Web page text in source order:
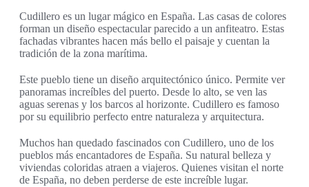
Cudillero es un lugar mágico en España. Las casas de colores
forman un diseño espectacular parecido a un anfiteatro. Estas
fachadas vibrantes hacen más bello el paisaje y cuentan la
tradición de la zona marítima.
Este pueblo tiene un diseño arquitectónico único. Permite ver
panoramas increíbles del puerto. Desde lo alto, se ven las
aguas serenas y los barcos al horizonte. Cudillero es famoso
por su equilibrio perfecto entre naturaleza y arquitectura.
Muchos han quedado fascinados con Cudillero, uno de los
pueblos más encantadores de España. Su natural belleza y
viviendas coloridas atraen a viajeros. Quienes visitan el norte
de España, no deben perderse de este increíble lugar.